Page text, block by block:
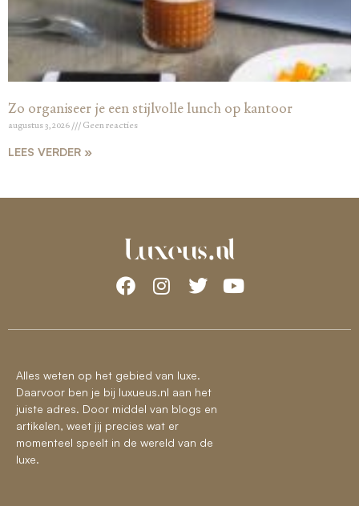
Zo organiseer je een stijlvolle lunch op kantoor
augustus 3, 2026 Geen reacties
LEES VERDER »
Alles weten op het gebied van luxe.
Daarvoor ben je bij luxueus.nl aan het
juiste adres. Door middel van blogs en
artikelen, weet jij precies wat er
momenteel speelt in de wereld van de
luxe.